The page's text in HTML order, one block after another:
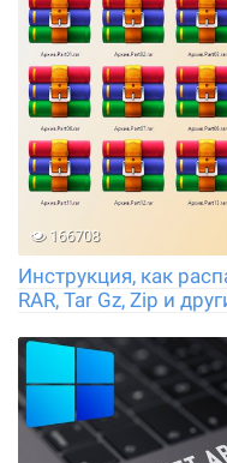
166708
Инструкция, как
RAR, Tar Gz, Zip и